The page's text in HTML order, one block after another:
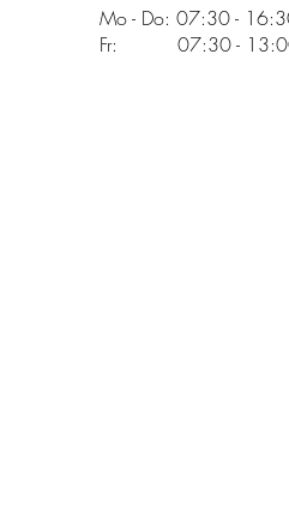
Mo - Do: 07:30 -
Fr: 07:30 -